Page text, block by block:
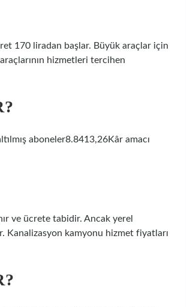
170 liradan başlar. Büyük araçlar için
hizmetleri tercihen
aboneler8.8413,26Kâr amacı
ve ücrete tabidir. Ancak yerel
Kanalizasyon kamyonu hizmet fiyatları